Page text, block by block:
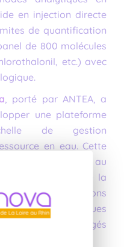
en injection directe
de quantification
de 800 molécules
etc.) avec
, porté par ANTEA, a
une plateforme
de gestion
en eau. Cette
permettra au
la disponibilité de la
des prévisions
climatiques
des usagés